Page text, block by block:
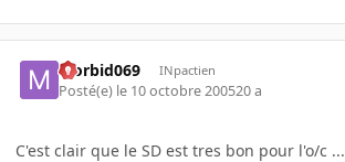
Morbid069 INpactien
Posté(e) le 10 octobre 200520 a
C'est clair que le SD est tres bon pour l'o/c ...